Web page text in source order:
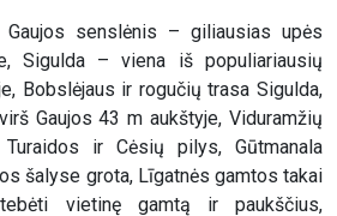
Gaujos senslėnis – giliausias upės
Sigulda – viena iš populiariausių
Bobslėjaus ir rogučių trasa Sigulda,
Gaujos 43 m aukštyje, Viduramžių
ir Cėsių pilys, Gūtmanala
šalyse grota, Līgatnės gamtos takai
vietinę gamtą ir paukščius,